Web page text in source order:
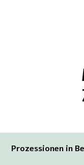
Prozessionen in